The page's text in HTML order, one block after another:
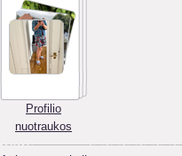
Profilio
nuotraukos